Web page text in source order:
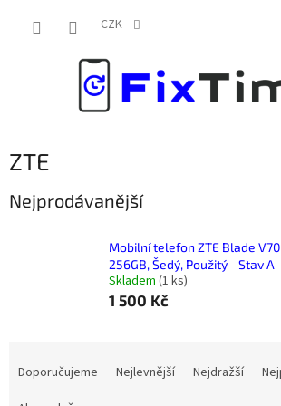
CZK
ZTE
Nejprodávanější
Mobilní telefon ZTE Blade
256GB, Šedý, Použitý - Stav A
Skladem (1 ks)
1 500 Kč
Doporučujeme Nejlevnější Nejdražší